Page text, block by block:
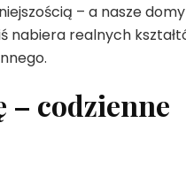
– a nasze
nabiera realnych
– codzienne